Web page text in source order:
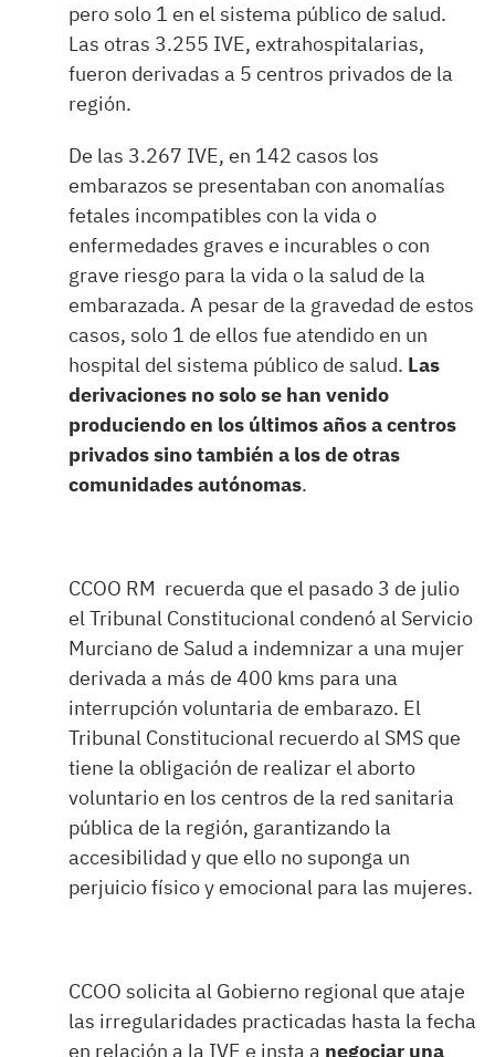
pero solo 1 en el sistema público de salud.
Las otras 3.255 IVE, extrahospitalarias,
fueron derivadas a 5 centros privados de la
región.
De las 3.267 IVE, en 142 casos los
embarazos se presentaban con anomalías
fetales incompatibles con la vida o
enfermedades graves e incurables o con
grave riesgo para la vida o la salud de la
embarazada. A pesar de la gravedad de estos
casos, solo 1 de ellos fue atendido en un
hospital del sistema público de salud. Las
derivaciones no solo se han venido
produciendo en los últimos años a centros
privados sino también a los de otras
comunidades autónomas.
CCOO RM recuerda que el pasado 3 de julio
el Tribunal Constitucional condenó al Servicio
Murciano de Salud a indemnizar a una mujer
derivada a más de 400 kms para una
interrupción voluntaria de embarazo. El
Tribunal Constitucional recuerdo al SMS que
tiene la obligación de realizar el aborto
voluntario en los centros de la red sanitaria
pública de la región, garantizando la
accesibilidad y que ello no suponga un
perjuicio físico y emocional para las mujeres.
CCOO solicita al Gobierno regional que ataje
las irregularidades practicadas hasta la fecha
en relación a la IVE e insta a negociar una